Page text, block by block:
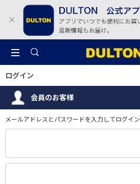
ログイン
会員のお客様
メールアドレスとパスワードを入力してログイン